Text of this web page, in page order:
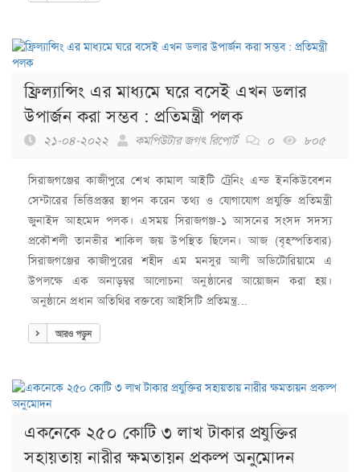
ফ্রিল্যান্সিং এর মাধ্যমে ঘরে বসেই এখন ডলার
উপার্জন করা সম্ভব : প্রতিমন্ত্রী পলক
২১-০৪-২০২২ কমপিউটার জগৎ রিপোর্ট ০ ৮০৫
সিরাজগঞ্জের কাজীপুরে শেখ কামাল আইটি ট্রেনিং এন্ড ইনকিউবেশন
সেন্টারের ভিত্তিপ্রস্তর স্থাপন করেন তথ্য ও যোগাযোগ প্রযুক্তি প্রতিমন্ত্রী
জুনাইদ আহমেদ পলক। এসময় সিরাজগঞ্জ-১ আসনের সংসদ সদস্য
প্রকৌশলী তানভীর শাকিল জয় উপস্থিত ছিলেন। আজ (বৃহস্পতিবার)
সিরাজগঞ্জের কাজীপুরের শহীদ এম মনসুর আলী অডিটোরিয়ামে এ
উপলক্ষে এক অনাড়ম্বর আলোচনা অনুষ্ঠানের আয়োজন করা হয়।
অনুষ্ঠানে প্রধান অতিথির বক্তব্যে আইসিটি প্রতিমন্ত্র...
আরও পড়ুন
একনেকে ২৫০ কোটি ৩ লাখ টাকার প্রযুক্তির
সহায়তায় নারীর ক্ষমতায়ন প্রকল্প অনুমোদন